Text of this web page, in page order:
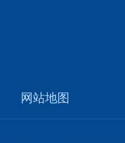
网站地图